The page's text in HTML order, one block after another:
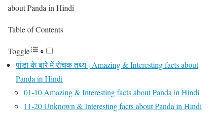
about Panda in Hindi
Table of Contents
Toggle
पांडा के बारे में रोचक तथ्य | Amazing & Interesting facts about
Panda in Hindi
01-10 Amazing & Interesting facts about Panda in Hindi
11-20 Unknown & Interesting facts about Panda in Hindi